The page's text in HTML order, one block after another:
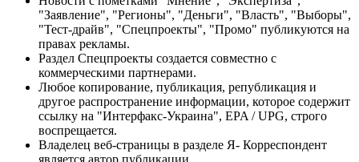
"Заявление", "Регионы", "Деньги", "Власть", "Выборы",
"Тест-драйв", "Спецпроекты", "Промо" публикуются на
правах рекламы.
Раздел Спецпроекты создается совместно с
коммерческими партнерами.
Любое копирование, публикация, републикация и
другое распространение информации, которое содержит
ссылку на "Интерфакс-Украина", EPA / UPG, строго
воспрещается.
Владелец веб-страницы в разделе Я- Корреспондент
является автор публикации.